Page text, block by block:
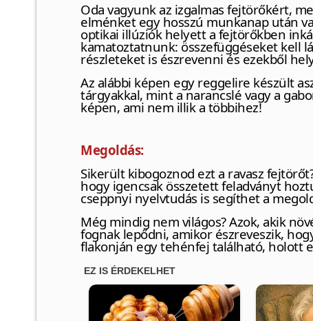
Oda vagyunk az izgalmas fejtörőkért,
elménket egy hosszú munkanap után
optikai illúziók helyett a fejtörőkben
kamatoztatnunk: összefüggéseket kell
részleteket is észrevenni és ezekből
Az alábbi képen egy reggelire készült
tárgyakkal, mint a narancslé vagy a
képen, ami nem illik a többihez!
Megoldás:
Sikerült kibogoznod ezt a ravasz
hogy igencsak összetett feladványt
cseppnyi nyelvtudás is segíthet a
Még mindig nem világos? Azok, akik
fognak lepődni, amikor észreveszik,
flakonján egy tehénfej található, holott